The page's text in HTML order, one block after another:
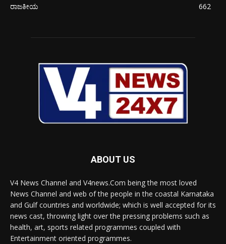
ರಾಜಕೀಯ
662
ABOUT US
V4 News Channel and V4news.Com being the most loved
News Channel and web of the people in the coastal Karnataka
and Gulf countries and worldwide; which is well accepted for its
news cast, throwing light over the pressing problems such as
health, art, sports related programmes coupled with
Entertainment oriented programmes.